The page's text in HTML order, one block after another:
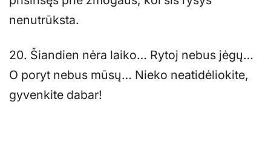
nenutrūksta.
20. Šiandien nėra laiko… Rytoj nebus jėgų…
O poryt nebus mūsų… Nieko neatidėliokite,
gyvenkite dabar!